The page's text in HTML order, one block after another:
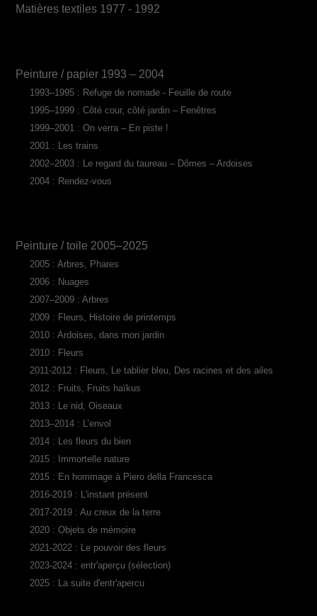
Matières textiles 1977 - 1992
Peinture / papier 1993 – 2004
1993–1995 : Refuge de nomade - Feuille de route
1995–1999 : Côté cour, côté jardin – Fenêtres
1999–2001 : On verra – En piste !
2001 : Les trains
2002–2003 : Le regard du taureau – Dômes – Ardoises
2004 : Rendez-vous
Peinture / toile 2005–2025
2005 : Arbres, Phares
2006 : Nuages
2007–2009 : Arbres
2009 : Fleurs, Histoire de printemps
2010 : Ardoises, dans mon jardin
2010 : Fleurs
2011-2012 : Fleurs, Le tablier bleu, Des racines et des ailes
2012 : Fruits, Fruits haïkus
2013 : Le nid, Oiseaux
2013–2014 : L’envol
2014 : Les fleurs du bien
2015 : Immortelle nature
2015 : En hommage à Piero della Francesca
2016-2019 : L'instant présent
2017-2019 : Au creux de la terre
2020 : Objets de mémoire
2021-2022 : Le pouvoir des fleurs
2023-2024 : entr'aperçu (sélection)
2025 : La suite d'entr'apercu